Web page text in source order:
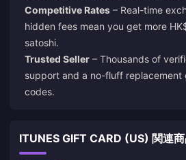
Competitive Rates – Real-time
hidden fees mean you get more
satoshi.
Trusted Seller – Thousands of
support and a no-fluff replacement
codes.
ITUNES GIFT CARD (US) 関連